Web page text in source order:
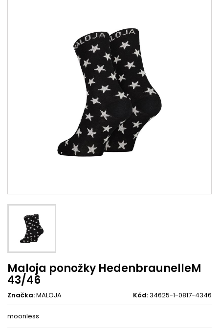
Maloja ponožky HedenbraunelleM
43/46
Značka:MALOJA Kód:34625-1-0817-4346
moonless